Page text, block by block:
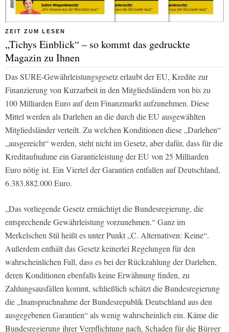
ZEIT ZUM LESEN
„Tichys Einblick“ – so kommt das gedruckte
Magazin zu Ihnen
Das SURE-Gewährleistungsgesetz erlaubt der EU, Kredite zur
Finanzierung von Kurzarbeit in den Mitgliedsländern von bis zu
100 Milliarden Euro auf dem Finanzmarkt aufzunehmen. Diese
Mittel werden als Darlehen an die durch die EU ausgewählten
Mitgliedsländer verteilt. Zu welchen Konditionen diese „Darlehen“
„ausgereicht“ werden, steht nicht im Gesetz, aber dafür, dass für die
Kreditaufnahme ein Garantieleistung der EU von 25 Milliarden
Euro nötig ist. Ein Viertel der Garantien entfallen auf Deutschland,
6.383.882.000 Euro.
„Das vorliegende Gesetz ermächtigt die Bundesregierung, die
entsprechende Gewährleistung vorzunehmen.“ Ganz im
Merkelschen Stil heißt es unter Punkt „C. Alternativen: Keine“.
Außerdem enthält das Gesetz keinerlei Regelungen für den
wahrscheinlichen Fall, dass es bei der Rückzahlung der Darlehen,
deren Konditionen ebenfalls keine Erwähnung finden, zu
Zahlungsausfällen kommt, schließlich schätzt die Bundesregierung
die „Inanspruchnahme der Bundesrepublik Deutschland aus den
ausgegebenen Garantien“ als wenig wahrscheinlich ein. Käme die
Bundesregierung ihrer Verpflichtung nach, Schaden für die Bürger